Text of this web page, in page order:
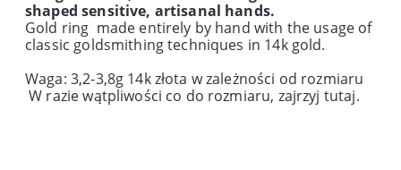
shaped sensitive, artisanal hands.
Gold ring made entirely by hand with the usage of
classic goldsmithing techniques in 14k gold.
Waga: 3,2-3,8g 14k złota w zależności od rozmiaru
W razie wątpliwości co do rozmiaru, zajrzyj tutaj.